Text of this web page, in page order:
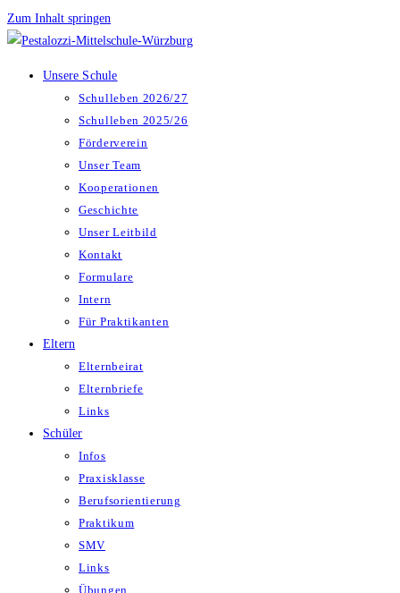
Zum Inhalt springen
Unsere Schule
Schulleben 2026/27
Schulleben 2025/26
Förderverein
Unser Team
Kooperationen
Geschichte
Unser Leitbild
Kontakt
Formulare
Intern
Für Praktikanten
Eltern
Elternbeirat
Elternbriefe
Links
Schüler
Infos
Praxisklasse
Berufsorientierung
Praktikum
SMV
Links
Übungen